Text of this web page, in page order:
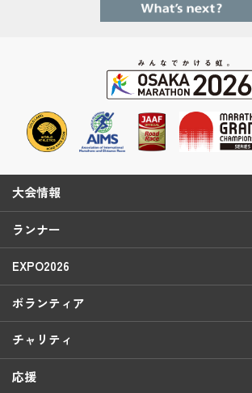
大会情報
ランナー
EXPO2026
ボランティア
チャリティ
応援